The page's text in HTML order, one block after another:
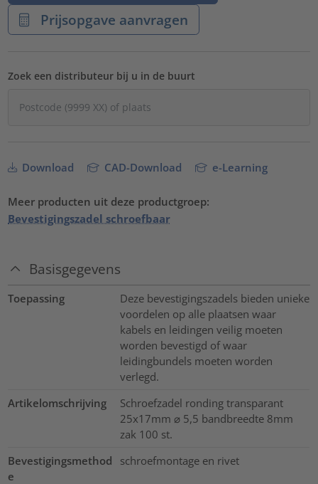
Prijsopgave aanvragen
Zoek een distributeur bij u in de buurt
Download CAD-Download e-Learning
Meer producten uit deze productgroep:
Bevestigingszadel schroefbaar
Basisgegevens
Toepassing
Deze bevestigingszadels bieden unieke
voordelen op alle plaatsen waar
kabels en leidingen veilig moeten
worden bevestigd of waar
leidingbundels moeten worden
verlegd.
Artikelomschrijving
Schroefzadel ronding transparant
25x17mm ⌀ 5,5 bandbreedte 8mm
zak 100 st.
Bevestigingsmethod
e
schroefmontage en rivet